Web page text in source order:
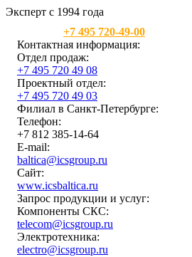
Эксперт с 1994 года
+7 495 720-49-00
Контактная информация:
Отдел продаж:
+7 495 720 49 08
Проектный отдел:
+7 495 720 49 03
Филиал в Санкт-Петербурге:
Телефон:
+7 812 385-14-64
E-mail:
baltica@icsgroup.ru
Сайт:
www.icsbaltica.ru
Запрос продукции и услуг:
Компоненты СКС:
telecom@icsgroup.ru
Электротехника:
electro@icsgroup.ru